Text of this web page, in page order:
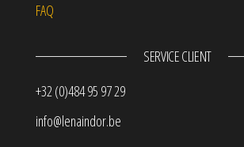
FAQ
SERVICE CLIENT
+32 (0)484 95 97 29
info@lenaindor.be